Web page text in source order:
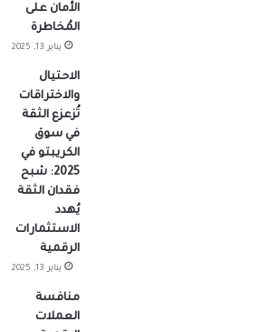
الأمان على
المُخاطرة
يناير 13, 2025
الاحتيال
والاختراقات
تُزعزع الثقة
في سوق
الكريبتو في
2025: شبح
فقدان الثقة
يُهدد
الاستثمارات
الرقمية
يناير 13, 2025
منافسة
العملات